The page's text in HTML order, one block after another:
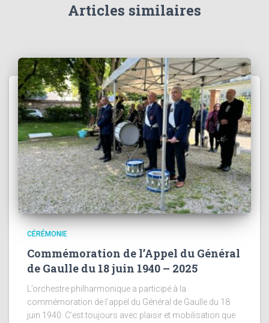
Articles similaires
CÉRÉMONIE
Commémoration de l’Appel du Général
de Gaulle du 18 juin 1940 – 2025
L’orchestre philharmonique a participé à la
commémoration de l’appel du Général de Gaulle du 18
juin 1940. C’est toujours avec plaisir et mobilisation que